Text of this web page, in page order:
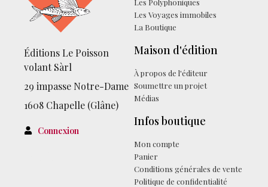
Éditions Le Poisson
volant Sàrl
29 impasse Notre-Dame
1608 Chapelle (Glâne)
Connexion
Les Polyphoniques
Les Voyages immobiles
La Boutique
Maison d'édition
À propos de l'éditeur
Soumettre un projet
Médias
Infos boutique
Mon compte
Panier
Conditions générales de vente
Politique de confidentialité